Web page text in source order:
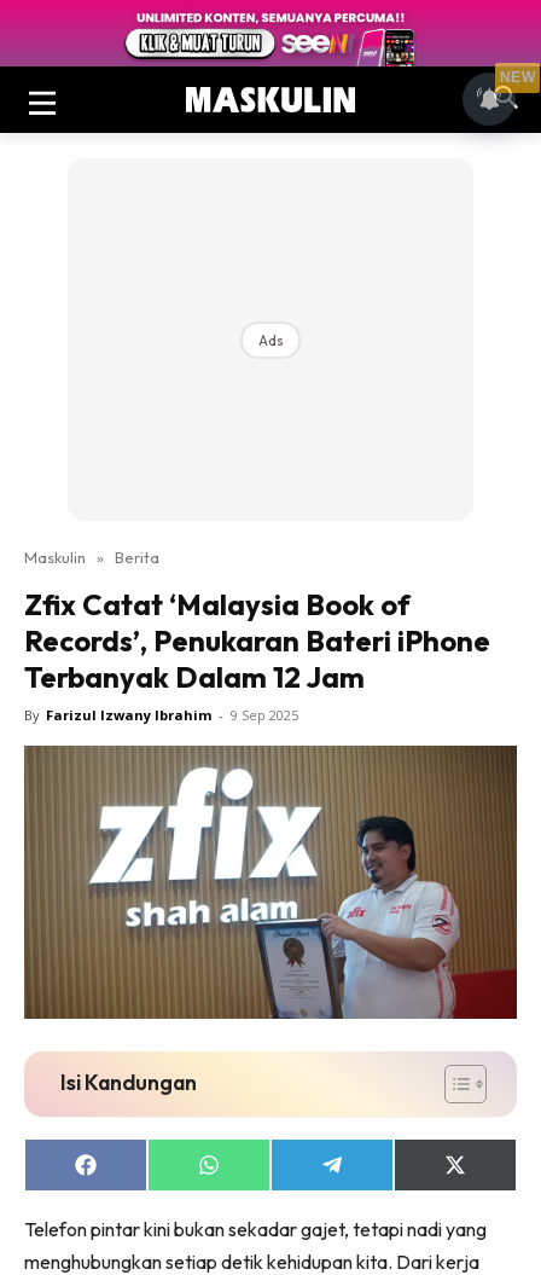
Ads
Maskulin » Berita
Zfix Catat ‘Malaysia Book of
Records’, Penukaran Bateri iPhone
Terbanyak Dalam 12 Jam
By Farizul Izwany Ibrahim - 9 Sep 2025
Isi Kandungan
Share
on
Share
on
Share
on
Share
on
(Twitter)
Telefon pintar kini bukan sekadar gajet, tetapi nadi yang
menghubungkan setiap detik kehidupan kita. Dari kerja
NEW